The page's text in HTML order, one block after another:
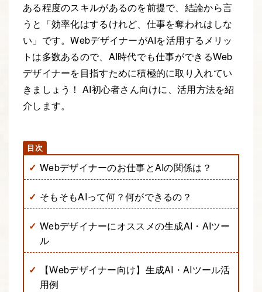
ある程度のスキルがあるのを前提で、結論から言
うと「効率化はするけれど、仕事を奪われはしな
い」です。WebデザイナーがAIを活用するメリッ
トは多数あるので、AI時代でも仕事ができるWeb
デザイナーを目指すために積極的に取り入れてい
きましょう！ AI初心者さん向けに、活用方法を紹
介します。
Webデザイナーのお仕事とAIの関係は？
そもそもAIって何？何ができるの？
Webデザイナーにオススメの生成AI・AIツー
ル
【Webデザイナー向け】生成AI・AIツール活
用例